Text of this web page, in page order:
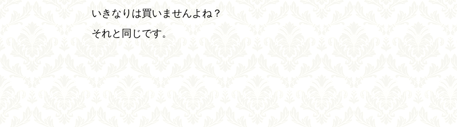
いきなりは買いませんよね？
それと同じです。